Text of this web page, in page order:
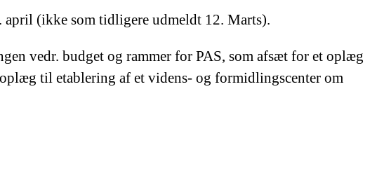
april (ikke som tidligere udmeldt 12. Marts).
vedr. budget og rammer for PAS, som afsæt for et oplæg
til etablering af et videns- og formidlingscenter om